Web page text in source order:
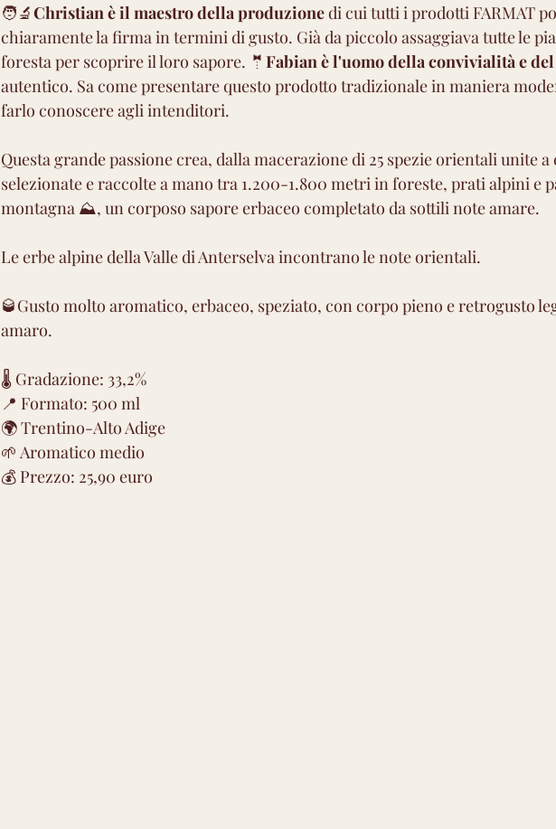
🧑‍🔬Christian è il maestro della produzione di cui tutti i prodotti FARMAT
chiaramente la firma in termini di gusto. Già da piccolo assaggiava tutte le
foresta per scoprire il loro sapore. 🤵 Fabian è l'uomo della convivialità e
autentico. Sa come presentare questo prodotto tradizionale in maniera
farlo conoscere agli intenditori.
Questa grande passione crea, dalla macerazione di 25 spezie orientali unite a
selezionate e raccolte a mano tra 1.200-1.800 metri in foreste, prati alpini e
montagna ⛰️, un corposo sapore erbaceo completato da sottili note amare.
Le erbe alpine della Valle di Anterselva incontrano le note orientali.
🥃Gusto molto aromatico, erbaceo, speziato, con corpo pieno e retrogusto
amaro.
🌡 Gradazione: 33,2%
📍 Formato: 500 ml
🌍 Trentino-Alto Adige
🌱 Aromatico medio
💰 Prezzo: 25,90 euro